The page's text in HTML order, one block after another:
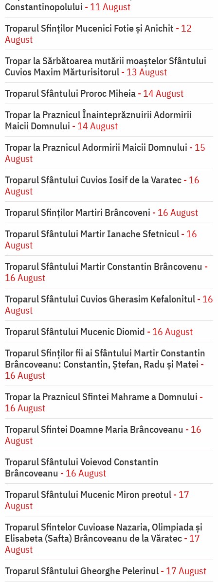
Constantinopolului - 11 August
Troparul Sfinţilor Mucenici Fotie şi Anichit - 12
August
Tropar la Sărbătoarea mutării moaştelor Sfântului
Cuvios Maxim Mărturisitorul- 13 August
Troparul Sfântului Proroc Miheia- 14 August
Tropar la Praznicul Înainteprăznuirii Adormirii
Maicii Domnului - 14 August
Tropar la Praznicul Adormirii Maicii Domnului - 15
August
Troparul Sfântului Cuvios Iosif de la Varatec- 16
August
Troparul Sfinților Martiri Brâncoveni - 16 August
Troparul Sfântului Martir Ianache Sfetnicul- 16
August
Troparul Sfântului Martir Constantin Brâncovenu -
16 August
Troparul Sfântului Cuvios Gherasim Kefalonitul- 16
August
Troparul Sfântului Mucenic Diomid - 16 August
Troparul Sfinților fii ai Sfântului Martir Constantin
Brâncoveanu: Constantin, Ștefan, Radu și Matei -
16 August
Tropar la Praznicul Sfintei Mahrame a Domnului -
16 August
Troparul Sfintei Doamne Maria Brâncoveanu - 16
August
Troparul Sfântului Voievod Constantin
Brâncoveanu - 16 August
Troparul Sfântului Mucenic Miron preotul- 17
August
Troparul Sfintelor Cuvioase Nazaria, Olimpiada și
Elisabeta (Safta) Brâncoveanu de la Văratec- 17
August
Troparul Sfântului Gheorghe Pelerinul- 17 August